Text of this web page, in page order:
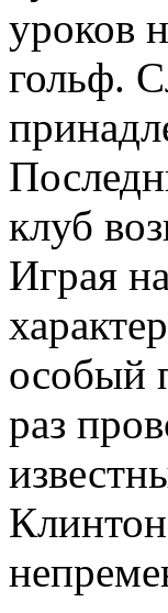
уроков
гольф.
клуб
Играя
особый
раз